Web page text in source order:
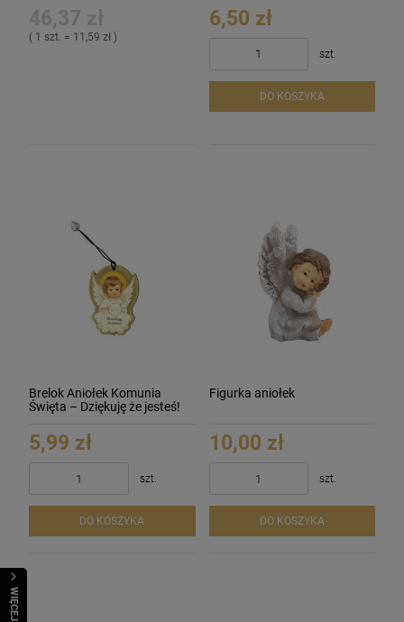
WIĘCEJ
( 1 szt. = 11,59 zł )
6,50 zł
szt.
DO KOSZYKA
Brelok Aniołek Komunia
Święta – Dziękuję że jesteś!
5,99 zł
szt.
DO KOSZYKA
Figurka aniołek
10,00 zł
szt.
DO KOSZYKA